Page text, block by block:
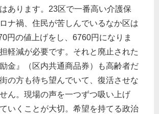
あります。23区で一番高い介護保
ナ禍、住民が苦しんでいるなか区は
円の値上げをし、6760円になりま
軽減が必要です。それと廃止された
励金』（区内共通商品券）も高齢者だ
の方も待ち望んでいて、復活させな
ん。現場の声を一つずつ吸い上げ
いくことが大切。希望を持てる政治